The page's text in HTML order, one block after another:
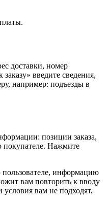
доставки, номер
введите сведения,
например: подъезды в
позиции заказа,
покупателе. Нажмите
информацию
вам повторить к вводу
вам не подходят,